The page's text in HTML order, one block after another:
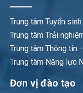
Trung tâm Tuyển
Trung tâm Trải
Trung tâm Thông tin
Trung tâm Năng lực
Đơn vị đào tạo